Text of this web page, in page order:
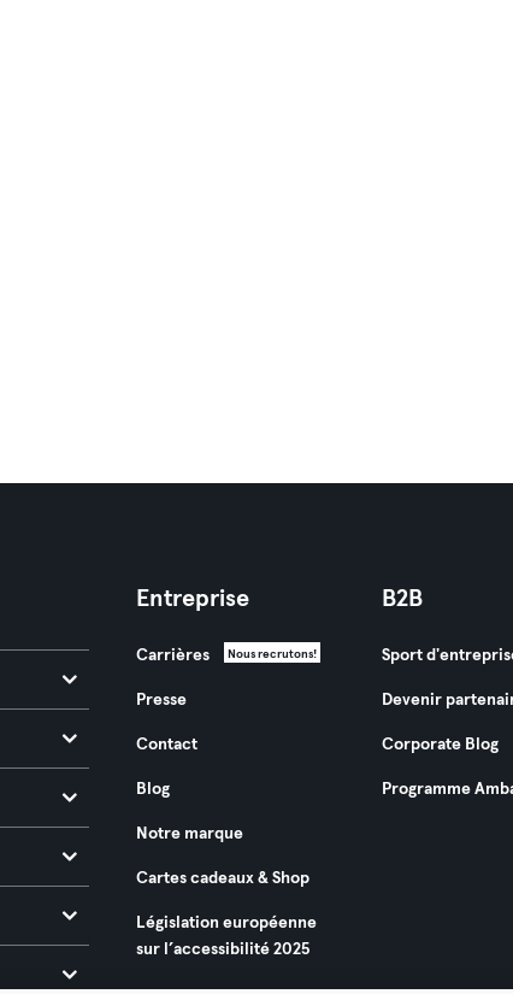
Entreprise
Carrières Nous recrutons!
Presse
Contact
Blog
Notre marque
Cartes cadeaux & Shop
Législation européenne
sur l’accessibilité 2025
B2B
Sport
Devenir
Corporate Blog
Programme